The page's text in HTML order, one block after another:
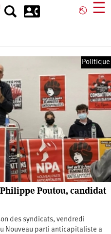
⎋ ☰
Politique
Poutou, candidat
des syndicats, vendredi
Nouveau parti anticapitaliste a